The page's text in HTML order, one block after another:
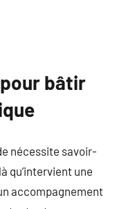
bâtir
nécessite savoir-
qu’intervient une
accompagnement